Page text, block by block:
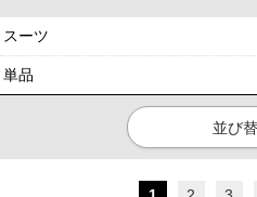
スーツ
単品
並び